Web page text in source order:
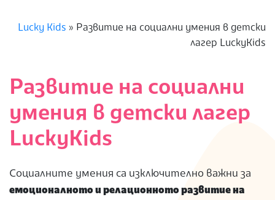
K
K
I
D
S
Lucky Kids » Развитие на социални умения в детски
лагер LuckyKids
Развитие на социални
умения в детски лагер
LuckyKids
Социалните умения са изключително важни за
емоционалното и релационното развитие на